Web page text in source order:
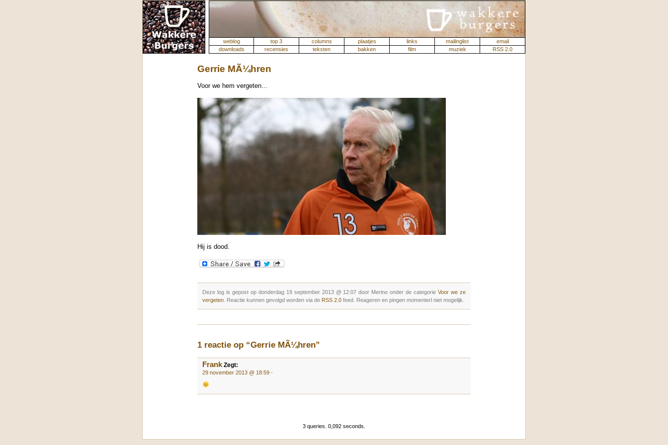
weblog top 3 columns plaatjes links mailinglist
email
downloads
recensies teksten bakken film muziek RSS 2.0
Gerrie MÃ¼hren
Voor we hem vergeten…
Hij is dood.
Deze log is gepost op donderdag 19 september 2013 @ 12:07 door Merino onder de categorieVoor we ze
vergeten . Reactie kunnen gevolgd worden via de RSS 2.0 feed. Reageren en pingen momenterl niet mogelijk.
1 reactie op “Gerrie MÃ¼hren”
FrankZegt:
29 november 2013 @ 18:59 -
3 queries. 0,092 seconds.